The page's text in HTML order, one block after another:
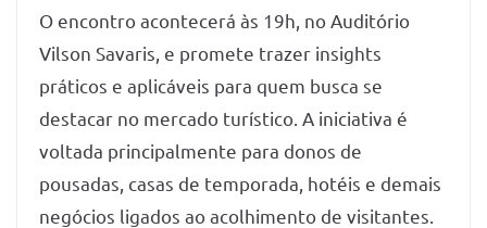
O encontro acontecerá às 19h, no Auditório
Vilson Savaris, e promete trazer insights
práticos e aplicáveis para quem busca se
destacar no mercado turístico. A iniciativa é
voltada principalmente para donos de
pousadas, casas de temporada, hotéis e demais
negócios ligados ao acolhimento de visitantes.